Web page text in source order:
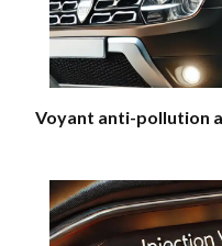
Voyant anti-pollution